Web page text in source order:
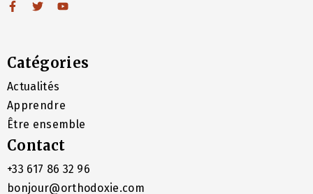
Catégories
Actualités
Apprendre
Être ensemble
Contact
+33 617 86 32 96
bonjour@orthodoxie.com